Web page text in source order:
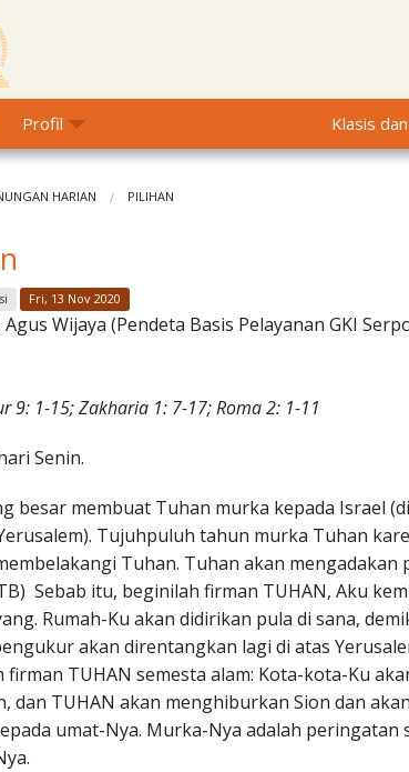
Profil Klasis
HARIAN PILIHAN
Fri, 13 Nov 2020
Agus Wijaya (Pendeta Basis Pelayanan GKI
9: 1-15; Zakharia 1: 7-17; Roma 2: 1-11
Senin.
besar membuat Tuhan murka kepada Israel
Tujuhpuluh tahun murka Tuhan
Tuhan. Tuhan akan mengadakan
Sebab itu, beginilah firman TUHAN, Aku
Rumah-Ku akan didirikan pula di sana,
akan direntangkan lagi di atas
firman TUHAN semesta alam: Kota-kota-Ku
dan TUHAN akan menghiburkan Sion dan
umat-Nya. Murka-Nya adalah